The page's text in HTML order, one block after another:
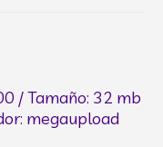
/ Tamaño: 32 mb
megaupload